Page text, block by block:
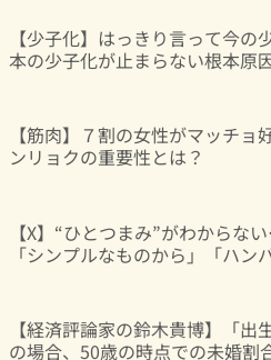
【少子化】はっきり言って今
本の少子化が止まらない根本原
【筋肉】７割の女性がマッチ
ンリョクの重要性とは？
【X】“ひとつまみ”がわから
「シンプルなものから」「ハン
【経済評論家の鈴木貴博】「
の場合、50歳の時点での未婚